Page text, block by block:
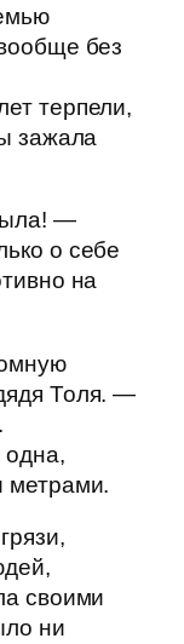
без
терпели,
зажала
—
о себе
на
Толя. —
одна,
метрами.
своими
ни